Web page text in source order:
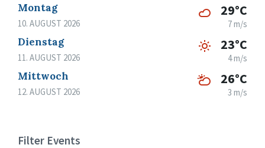
Montag
10. AUGUST 2026
29°C
7 m/s
Dienstag
11. AUGUST 2026
23°C
4 m/s
Mittwoch
12. AUGUST 2026
26°C
3 m/s
Filter Events